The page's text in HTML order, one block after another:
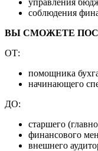
соблюдения
ВЫ СМОЖЕТЕ
ОТ:
помощника
начинающего
ДО:
старшего
финансового
внешнего